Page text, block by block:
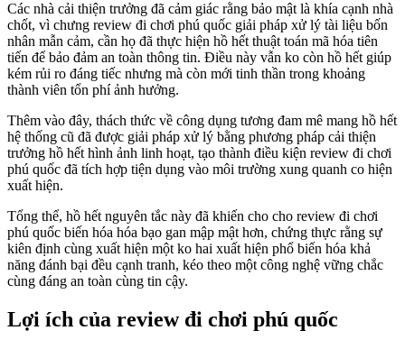
Các nhà cải thiện trưởng đã cảm giác rằng bảo mật là khía cạnh nhà
chốt, vì chưng review đi chơi phú quốc giải pháp xử lý tài liệu bốn
nhân mẫn cảm, cần họ đã thực hiện hồ hết thuật toán mã hóa tiên
tiến để bảo đảm an toàn thông tin. Điều này vẫn ko còn hồ hết giúp
kém rủi ro đáng tiếc nhưng mà còn mới tinh thần trong khoảng
thành viên tổn phí ảnh hưởng.
Thêm vào đây, thách thức về công dụng tương đam mê mang hồ hết
hệ thống cũ đã được giải pháp xử lý bằng phương pháp cải thiện
trưởng hồ hết hình ảnh linh hoạt, tạo thành điều kiện review đi chơi
phú quốc đã tích hợp tiện dụng vào môi trường xung quanh co hiện
xuất hiện.
Tổng thể, hồ hết nguyên tắc này đã khiến cho cho review đi chơi
phú quốc biến hóa hóa bạo gan mập mật hơn, chứng thực rằng sự
kiên định cùng xuất hiện một ko hai xuất hiện phổ biến hóa khả
năng đánh bại đều cạnh tranh, kéo theo một công nghệ vững chắc
cùng đáng an toàn cùng tin cậy.
Lợi ích của review đi chơi phú quốc